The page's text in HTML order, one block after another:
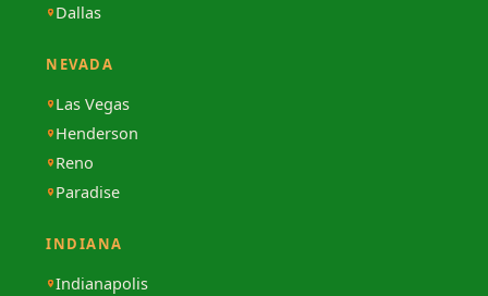
Dallas
NEVADA
Las Vegas
Henderson
Reno
Paradise
INDIANA
Indianapolis